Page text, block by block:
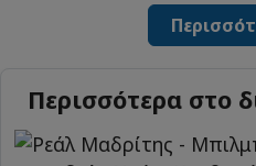
Περισσότερα στο